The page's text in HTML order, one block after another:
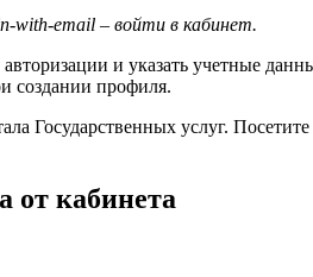
with-email – войти в кабинет.
авторизации и указать учетные
создании профиля.
Государственных услуг.
от кабинета